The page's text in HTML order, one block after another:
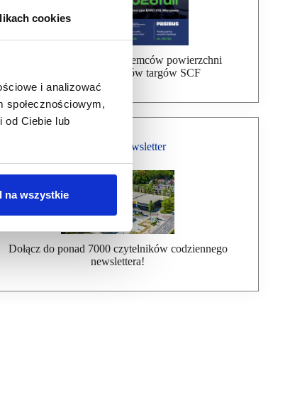
cookies
i analizować
od Ciebie lub
na wszystkie
Bezpłatna wysyłka dla najemców powierzchni
handlowej, uczestników targów SCF
Bezpłatny Newsletter
Dołącz do ponad 7000 czytelników codziennego
newslettera!